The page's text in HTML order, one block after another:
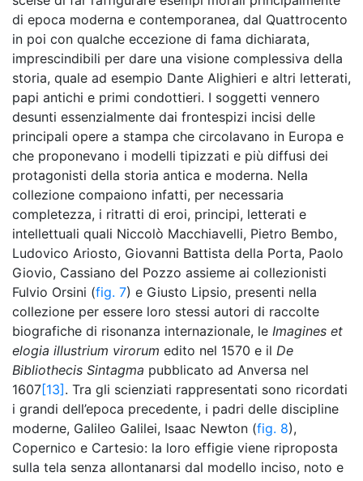
di epoca moderna e contemporanea, dal Quattrocento
in poi con qualche eccezione di fama dichiarata,
imprescindibili per dare una visione complessiva della
storia, quale ad esempio Dante Alighieri e altri letterati,
papi antichi e primi condottieri. I soggetti vennero
desunti essenzialmente dai frontespizi incisi delle
principali opere a stampa che circolavano in Europa e
che proponevano i modelli tipizzati e più diffusi dei
protagonisti della storia antica e moderna. Nella
collezione compaiono infatti, per necessaria
completezza, i ritratti di eroi, principi, letterati e
intellettuali quali Niccolò Macchiavelli, Pietro Bembo,
Ludovico Ariosto, Giovanni Battista della Porta, Paolo
Giovio, Cassiano del Pozzo assieme ai collezionisti
Fulvio Orsini (fig. 7) e Giusto Lipsio, presenti nella
collezione per essere loro stessi autori di raccolte
biografiche di risonanza internazionale, le Imagines et
elogia illustrium virorum edito nel 1570 e il De
Bibliothecis Sintagma pubblicato ad Anversa nel
1607[13] . Tra gli scienziati rappresentati sono ricordati
i grandi dell’epoca precedente, i padri delle discipline
moderne, Galileo Galilei, Isaac Newton (fig. 8),
Copernico e Cartesio: la loro effigie viene riproposta
sulla tela senza allontanarsi dal modello inciso, noto e